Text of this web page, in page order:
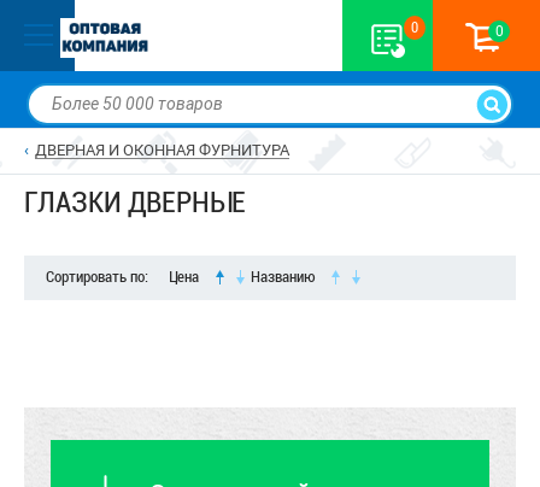
0 0
ДВЕРНАЯ И ОКОННАЯ ФУРНИТУРА
ГЛАЗКИ ДВЕРНЫЕ
Сортировать по: Цена Названию